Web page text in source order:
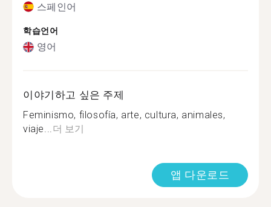
스페인어
학습언어
영어
이야기하고 싶은 주제
Feminismo, filosofía, arte, cultura, animales,
viaje...더 보기
앱 다운로드